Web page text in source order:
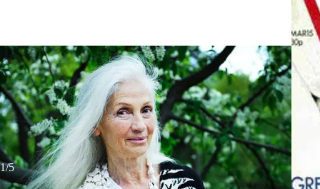
1/5
Återupptäckt Svenska Ingmari Lamys modellkarriär fick ny kraft på